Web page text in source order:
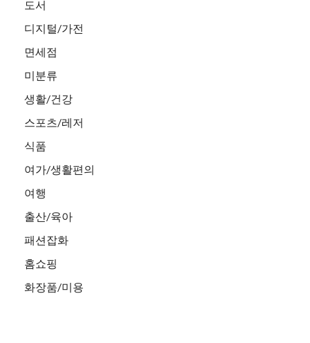
도서
디지털/가전
면세점
미분류
생활/건강
스포츠/레저
식품
여가/생활편의
여행
출산/육아
패션잡화
홈쇼핑
화장품/미용